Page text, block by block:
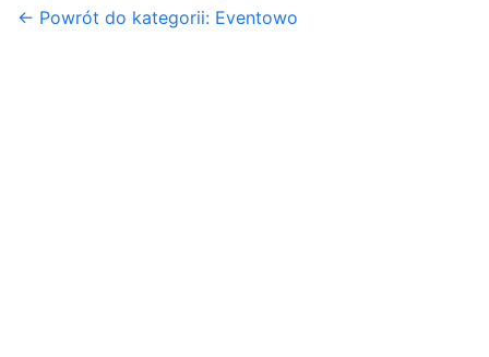
← Powrót do kategorii: Eventowo